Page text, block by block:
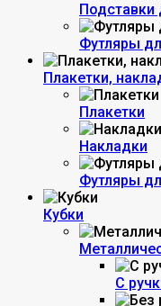
Подставки
Футляры
Плакетки,
Плакетки
Накладки
Футляры
Кубки
С